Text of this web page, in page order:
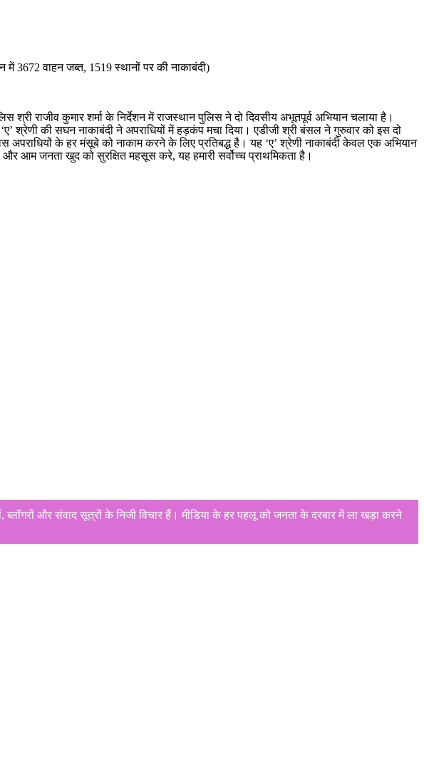
3672 वाहन जब्त, 1519 स्थानों पर की नाकाबंदी)
राजीव कुमार शर्मा के निर्देशन में राजस्थान पुलिस ने दो दिवसीय अभूतपूर्व अभियान चलाया है।
श्रेणी की सघन नाकाबंदी ने अपराधियों में हड़कंप मचा दिया। एडीजी श्री बंसल ने गुरुवार को इस दो
के हर मंसूबे को नाकाम करने के लिए प्रतिबद्ध है। यह ‘ए’ श्रेणी नाकाबंदी केवल एक अभियान
और आम जनता खुद को सुरक्षित महसूस करे, यह हमारी सर्वोच्च प्राथमिकता है।
और संवाद सूत्रों के निजी विचार हैं। मीडिया के हर पहलू को जनता के दरबार में ला खड़ा करने